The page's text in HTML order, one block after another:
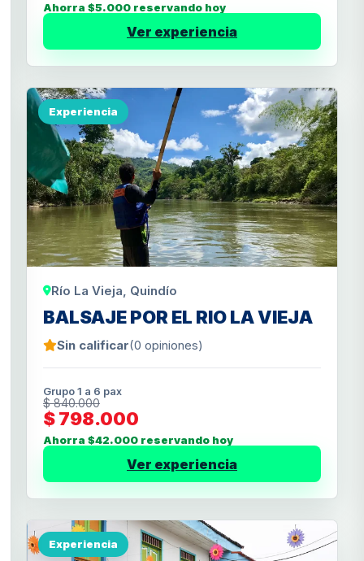
Ahorra $5.000 reservando hoy
Ver experiencia
Experiencia
Río La Vieja, Quindío
BALSAJE POR EL RIO LA VIEJA
Sin calificar(0 opiniones)
Grupo 1 a 6 pax
$ 840.000
$ 798.000
Ahorra $42.000 reservando hoy
Ver experiencia
Experiencia